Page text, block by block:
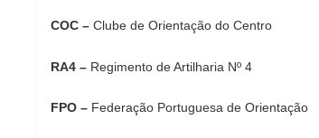
COC – Clube de Orientação do Centro
RA4 – Regimento de Artilharia Nº 4
FPO – Federação Portuguesa de Orientação